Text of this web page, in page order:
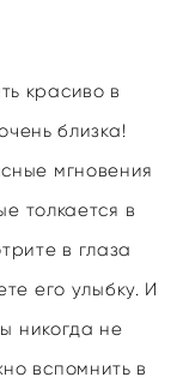
красиво в
близка!
мгновения
толкается в
в глаза
его улыбку. И
никогда не
вспомнить в